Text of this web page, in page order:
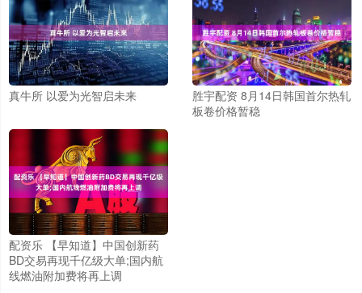
真牛所 以爱为光智启未来
胜宇配资 8月14日韩国首尔热轧
板卷价格暂稳
配资乐 【早知道】中国创新药
BD交易再现千亿级大单;国内航
线燃油附加费将再上调